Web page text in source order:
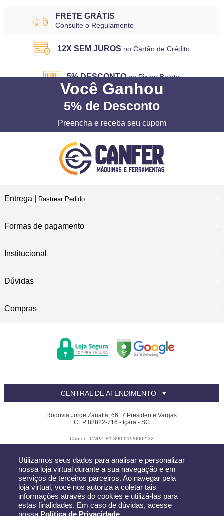
Utilizamos seus dados para analisar e personalizar
nossa loja virtual durante a sua navegação e em
serviços de terceiros parceiros. Ao navegar pela
loja virtual, você nos autoriza a coletar tais
informações através do cookies e utilizá-las para
estas finalidades. Em caso de dúvidas, acesse
nossa Política de Privacidade
FRETE GRÁTIS
Consulte o Regulamento
12X SEM JUROS no Cartão de Crédito
5% DESCONTO no Pix ou Boleto
Você Ganhou
5% de Desconto
Preencha e receba seu cupom
Entrega | Rastrear Pedido
Formas de pagamento
Institucional
Dúvidas
Compras
CENTRAL DE ATENDIMENTO
Rodovia Jorge Zanatta, 6617 Presidente Vargas
CEP 88822-716 - Içara - SC
Canfer - CNPJ: 81.390.619/0002-32